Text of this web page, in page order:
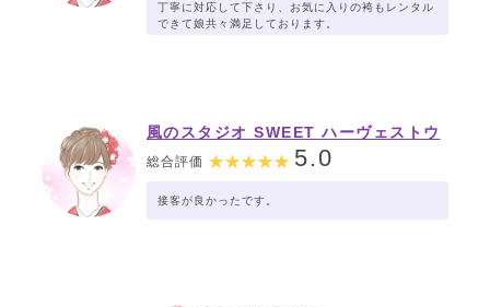
丁寧に対応して下さり、お気に入りの袴もレンタル
できて娘共々満足しております。
風のスタジオ SWEET ハーヴェストウ
ォーク小山店【おぐらグループ】
総合評価 5.0
接客が良かったです。